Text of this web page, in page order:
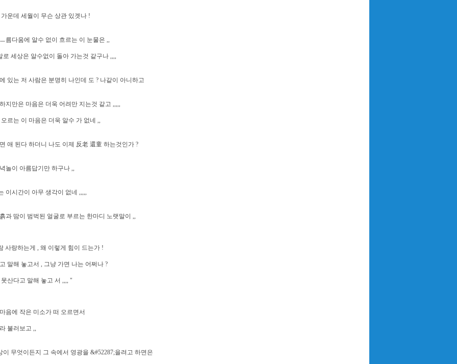
운데 세월이 무슨 상관 있겟나 !
름다움에 알수 없이 흐르는 이 눈물은 ,,
로 세상은 알수없이 돌아 가는것 같구나 ,,,,
있는 저 사람은 분명히 나인데 도 ? 나같이 아니하고
지만은 마음은 더욱 어려만 지는것 같고 ,,,,,
르는 이 마음은 더욱 알수 가 없네 ,,
애 된다 하더니 나도 이제 反老 還童 하는것인가 ?
놀이 아름답기만 하구나 ,,
이시간이 아무 생각이 없네 ,,,,,
과 땀이 범벅된 얼굴로 부르는 한마디 노랫말이 ,,
사랑하는게 , 왜 이렇게 힘이 드는가 !
말해 놓고서 , 그냥 가면 나는 어쩌나 ?
산다고 말해 놓고 서 ,,,, "
음에 작은 미소가 떠 오르면서
불러보고 ,,
이 무엇이든지 그 속에서 영광을 &#52287;을려고 하면은